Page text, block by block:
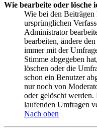
Wie bearbeite oder lösche
Wie bei den
ursprünglichen
Administrator
bearbeiten, ändere
immer mit der
Stimme abgegeben
löschen oder die
schon ein Benutzer
nur noch von
oder gelöscht
laufenden Umfragen
Nach oben